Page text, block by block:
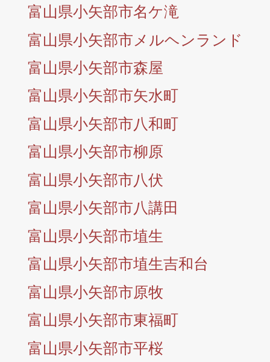
富山県小矢部市名ケ滝
富山県小矢部市メルヘンランド
富山県小矢部市森屋
富山県小矢部市矢水町
富山県小矢部市八和町
富山県小矢部市柳原
富山県小矢部市八伏
富山県小矢部市八講田
富山県小矢部市埴生
富山県小矢部市埴生吉和台
富山県小矢部市原牧
富山県小矢部市東福町
富山県小矢部市平桜